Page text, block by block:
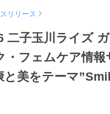
リリース
6 二子玉川ライズ
・フェムケア情
と美をテーマ